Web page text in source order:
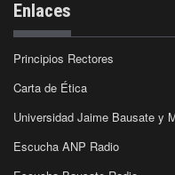
Enlaces
Principios Rectores
Carta de Ética
Universidad Jaime Bausate y
Escucha ANP Radio